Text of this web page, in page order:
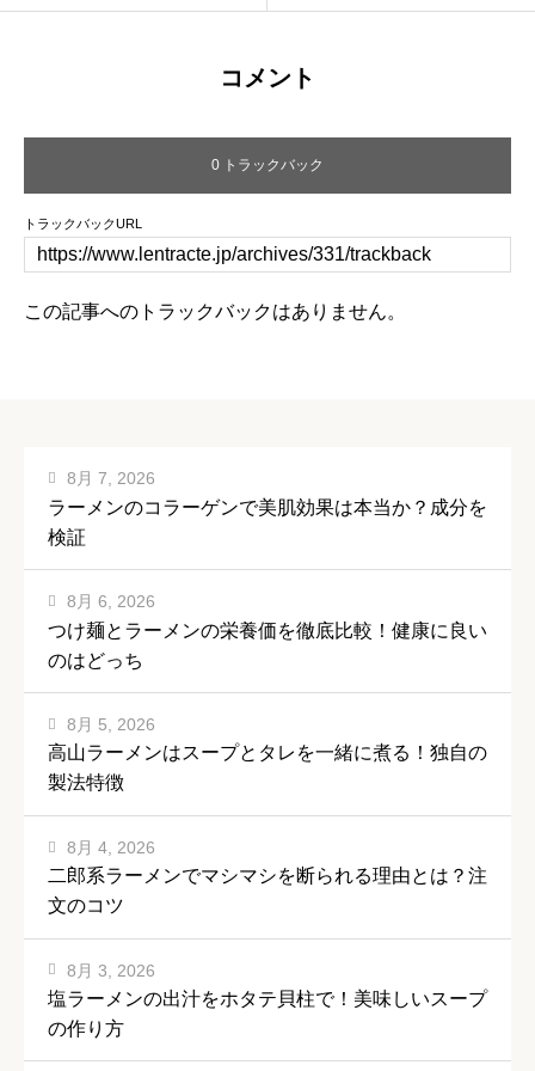
コメント
0 トラックバック
トラックバックURL
この記事へのトラックバックはありません。
ラーメンのコラーゲンで美肌効果は本当か？成分を
検証
8月 7, 2026
つけ麺とラーメンの栄養価を徹底比較！健康に良い
のはどっち
8月 6, 2026
高山ラーメンはスープとタレを一緒に煮る！独自の
製法特徴
8月 5, 2026
二郎系ラーメンでマシマシを断られる理由とは？注
文のコツ
8月 4, 2026
塩ラーメンの出汁をホタテ貝柱で！美味しいスープ
の作り方
8月 3, 2026